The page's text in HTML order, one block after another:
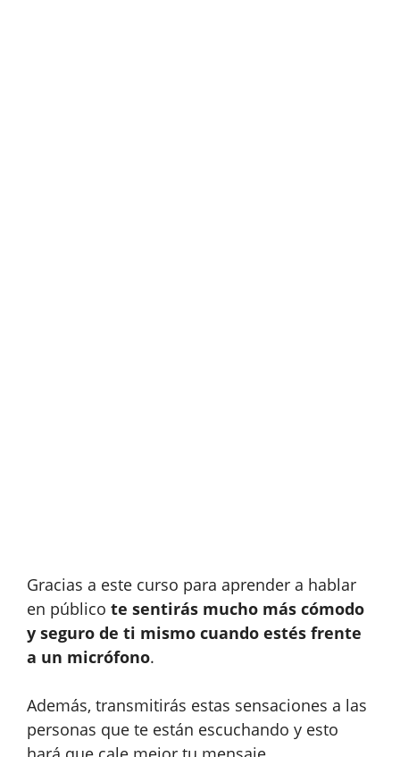
Gracias a este curso para aprender a hablar
en público te sentirás mucho más cómodo
y seguro de ti mismo cuando estés frente
a un micrófono.
Además, transmitirás estas sensaciones a las
personas que te están escuchando y esto